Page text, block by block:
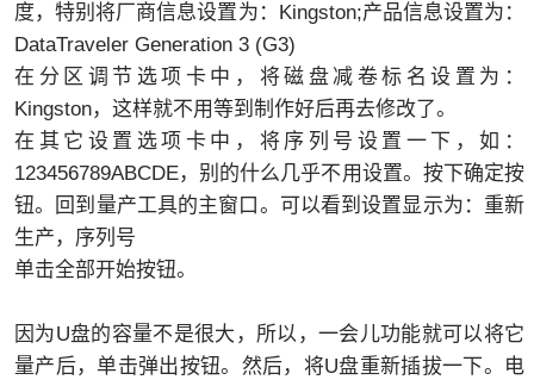
度，特别将厂商信息设置为：Kingston;产品信息设置为：
DataTraveler Generation 3 (G3)
在分区调节选项卡中，将磁盘减卷标名设置为：
Kingston，这样就不用等到制作好后再去修改了。
在其它设置选项卡中，将序列号设置一下，如：
123456789ABCDE，别的什么几乎不用设置。按下确定按
钮。回到量产工具的主窗口。可以看到设置显示为：重新
生产，序列号
单击全部开始按钮。
因为U盘的容量不是很大，所以，一会儿功能就可以将它
量产后，单击弹出按钮。然后，将U盘重新插拔一下。电